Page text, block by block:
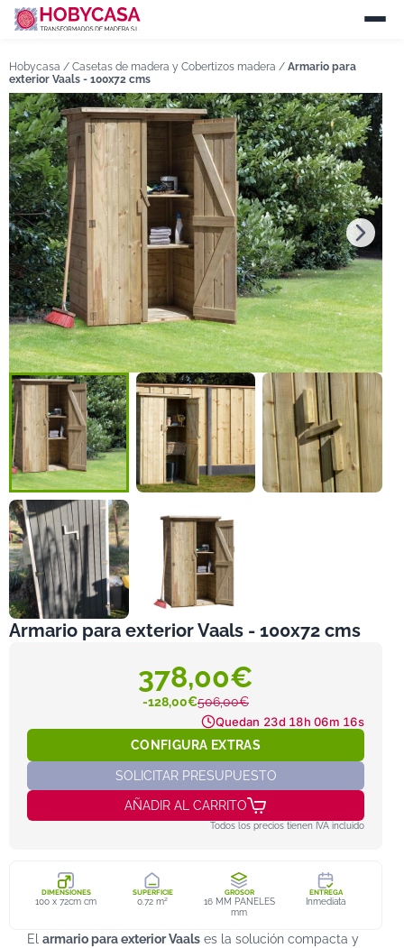
Hobycasa / Casetas de madera y Cobertizos madera / Armario para
exterior Vaals - 100x72 cms
Armario para exterior Vaals - 100x72 cms
378,00€
-128,00€506,00€
Quedan 23d 18h 06m 16s
CONFIGURA EXTRAS
SOLICITAR PRESUPUESTO
AÑADIR AL CARRITO
Todos los precios tienen IVA incluido
DIMENSIONES
100 x 72cm cm
SUPERFICIE
0.72 m²
GROSOR
16 MM PANELES
mm
ENTREGA
Inmediata
El armario para exterior Vaals es la solución compacta y